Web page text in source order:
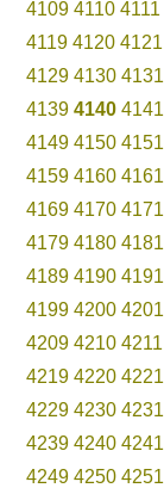
4109 4110 4111
4119 4120 4121
4129 4130 4131
4139 4140 4141
4149 4150 4151
4159 4160 4161
4169 4170 4171
4179 4180 4181
4189 4190 4191
4199 4200 4201
4209 4210 4211
4219 4220 4221
4229 4230 4231
4239 4240 4241
4249 4250 4251